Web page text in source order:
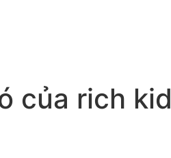
của rich kid